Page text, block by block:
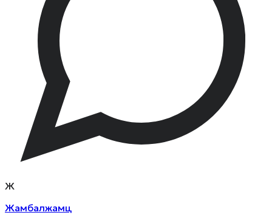
Ж
Жамбалжамц